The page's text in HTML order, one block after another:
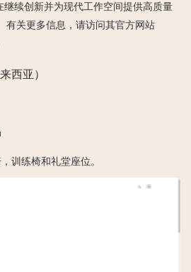
续创新并为现代工作空间提供高质量
有关更多信息，请访问其官方网站
西亚）
训练椅和礼堂座位。